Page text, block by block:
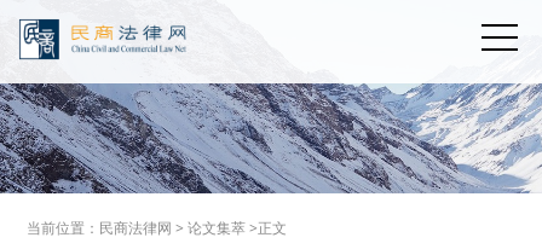
当前位置： 民商法律网 >论文集萃>正文